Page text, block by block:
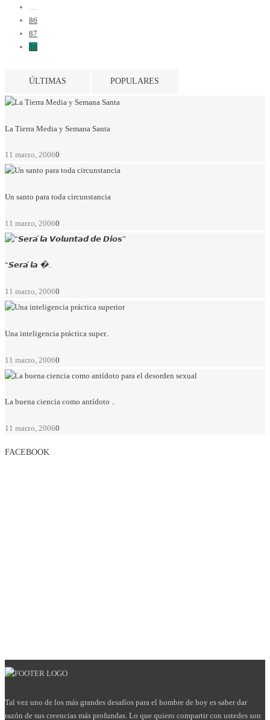
86
87
88
ÚLTIMAS POPULARES
La Tierra Media y Semana Santa
11 marzo, 20060
Un santo para toda circunstancia
11 marzo, 20060
“𝙎𝙚𝙧𝙖́ 𝙡𝙖 �..
11 marzo, 20060
Una inteligencia práctica super..
11 marzo, 20060
La buena ciencia como antídoto ..
11 marzo, 20060
FACEBOOK
Tal vez uno de los más grandes desafíos para el hombre de hoy es saber dar
razón de sus creencias más profundas. Lo que quiero compartir con ustedes son